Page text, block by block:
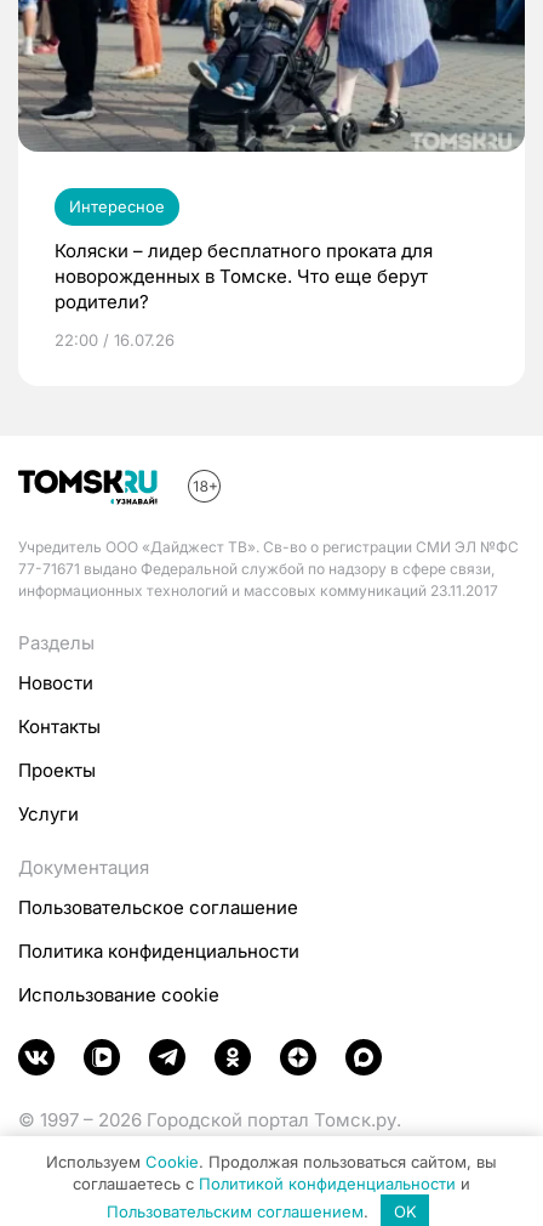
Интересное
Коляски – лидер бесплатного проката для
новорожденных в Томске. Что еще берут
родители?
22:00 / 16.07.26
Учредитель ООО «Дайджест ТВ». Св-во о регистрации СМИ ЭЛ №ФС
77-71671 выдано Федеральной службой по надзору в сфере связи,
информационных технологий и массовых коммуникаций 23.11.2017
Разделы
Новости
Контакты
Проекты
Услуги
Документация
Пользовательское соглашение
Политика конфиденциальности
Использование cookie
© 1997 – 2026 Городской портал Томск.ру.
Министерства цифрового развития, связи и массовых
коммуникаций Российской Федерации.
Используем Cookie. Продолжая пользоваться сайтом, вы
соглашаетесь с Политикой конфиденциальности и
Пользовательским соглашением. OK